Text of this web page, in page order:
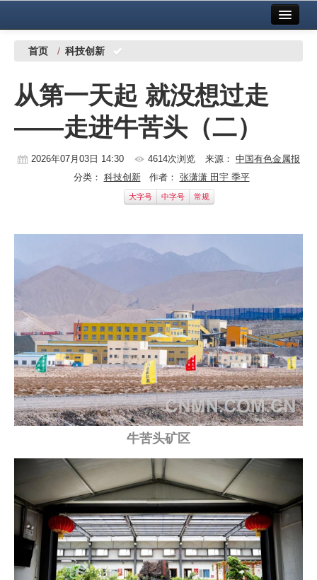
中国有色金属报社主办 广告服务
铜镍铅锌
铝
稀有稀土
地矿 建设
企业文化
《资源再生》杂志
行情报价
数字报
首页 / 科技创新
从第一天起 就没想过走
——走进牛苦头（二）
2026年07月03日 14:30 4614次浏览 来源： 中国有色金属报
分类： 科技创新作者： 张潇潇 田宇 季平
大字号 中字号 常规
牛苦头矿区